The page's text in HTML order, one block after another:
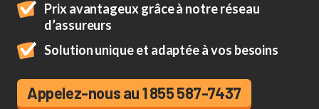
Prix avantageux grâce à notre réseau
d’assureurs
Solution unique et adaptée à vos besoins
Appelez-nous au 1 855 587-7437